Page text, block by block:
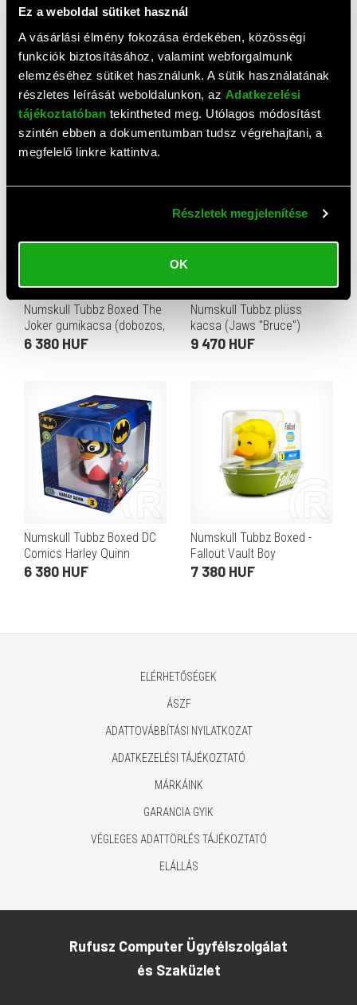
Ez a weboldal sütiket használ
A vásárlási élmény fokozása érdekében, közösségi
funkciók biztosításához, valamint webforgalmunk
elemzéséhez sütiket használunk. A sütik használatának
részletes leírását weboldalunkon, az Adatkezelési
tájékoztatóban tekintheted meg. Utólagos módosítást
szintén ebben a dokumentumban tudsz végrehajtani, a
megfelelő linkre kattintva.
Részletek megjelenítése
OK
Numskull Tubbz Boxed
gumikacsa (Optimus Prime,
Transformers, dobozos)
7 380 HUF
Numskull Tubbz Boxed
gumikacsa (DC Comics,
Superman)
6 380 HUF
Numskull Tubbz Boxed The
Joker gumikacsa (dobozos,
hivatalos DC-licenc, PVC
6 380 HUF
Numskull Tubbz plüss
kacsa (Jaws "Bruce")
9 470 HUF
Numskull Tubbz Boxed DC
Comics Harley Quinn
gumikacsa (dobozos, PVC,
6 380 HUF
Numskull Tubbz Boxed -
Fallout Vault Boy
gumikacsa (dobozos, PVC,
7 380 HUF
ELÉRHETŐSÉGEK
ÁSZF
ADATTOVÁBBÍTÁSI NYILATKOZAT
ADATKEZELÉSI TÁJÉKOZTATÓ
MÁRKÁINK
GARANCIA GYIK
VÉGLEGES ADATTÖRLÉS TÁJÉKOZTATÓ
ELÁLLÁS
Rufusz Computer Ügyfélszolgálat
és Szaküzlet